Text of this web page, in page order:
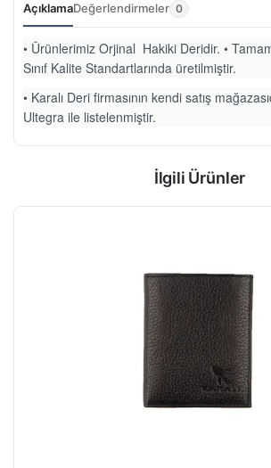
AçıklamaDeğerlendirmeler 0
• Ürünlerimiz Orjinal Hakiki Deridir. •
Sınıf Kalite Standartlarında üretilmiştir.
• Karalı Deri firmasının kendi satış
Ultegra ile listelenmiştir.
İlgili Ürünler